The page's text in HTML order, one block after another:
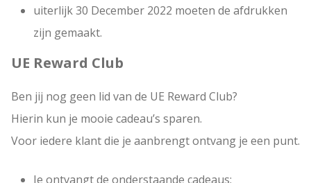
uiterlijk 30 December 2022 moeten de afdrukken
zijn gemaakt.
UE Reward Club
Ben jij nog geen lid van de UE Reward Club?
Hierin kun je mooie cadeau’s sparen.
Voor iedere klant die je aanbrengt ontvang je een punt.
Je ontvangt de onderstaande cadeaus: